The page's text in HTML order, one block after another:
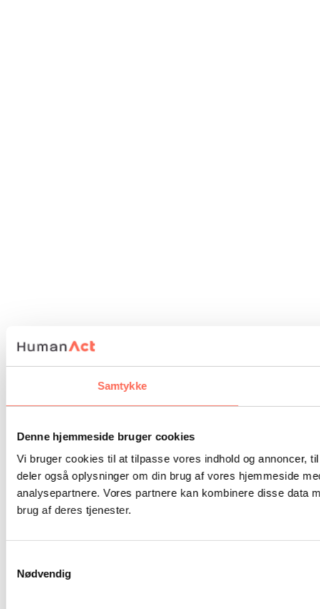
Samtykke
Denne hjemmeside bruger cookies
Vi bruger cookies til at tilpasse vores indhold og annoncer,
deler også oplysninger om din brug af vores hjemmeside
analysepartnere. Vores partnere kan kombinere disse data
brug af deres tjenester.
Nødvendig